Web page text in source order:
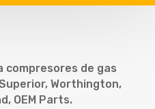
de gas
Worthington,
OEM Parts.